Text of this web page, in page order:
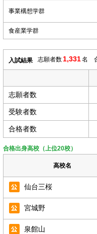
事業構想学群
食産業学群
入試結果 志願者数 1,331名
志願者数
受験者数
合格者数
合格出身高校（上位20校）
高校名
仙台三桜
宮城野
泉館山